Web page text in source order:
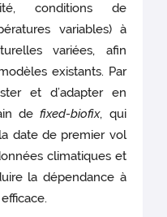
conditions de
variables) à
variées, afin
existants. Par
et d’adapter en
defixed-biofix, qui
date de premier vol
climatiques et
la dépendance à